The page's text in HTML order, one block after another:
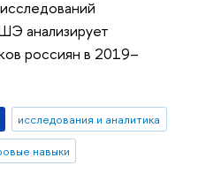
анализирует
россиян в 2019–
исследования и аналитика
навыки